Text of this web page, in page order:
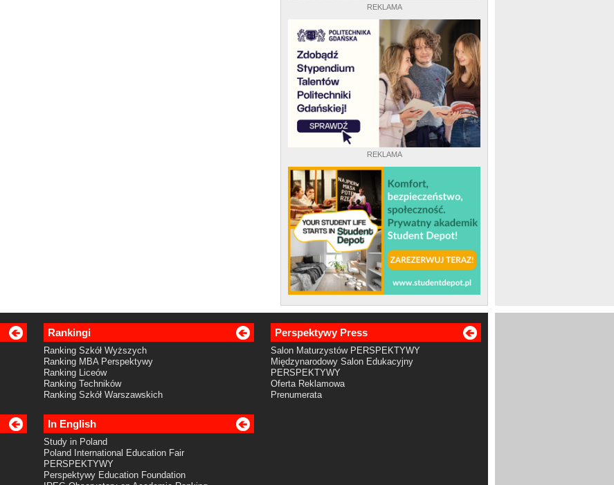
REKLAMA
REKLAMA
Rankingi
Ranking Szkół Wyższych
Ranking MBA Perspektywy
Ranking Liceów
Ranking Techników
Ranking Szkół Warszawskich
Perspektywy Press
Salon Maturzystów PERSPEKTYWY
Międzynarodowy Salon Edukacyjny
PERSPEKTYWY
Oferta Reklamowa
Prenumerata
In English
Study in Poland
Poland International Education Fair
PERSPEKTYWY
Perspektywy Education Foundation